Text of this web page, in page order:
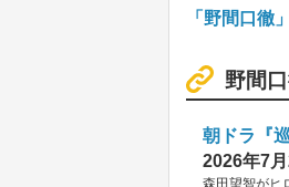
「野間口徹
野間
朝ドラ『
2026年7